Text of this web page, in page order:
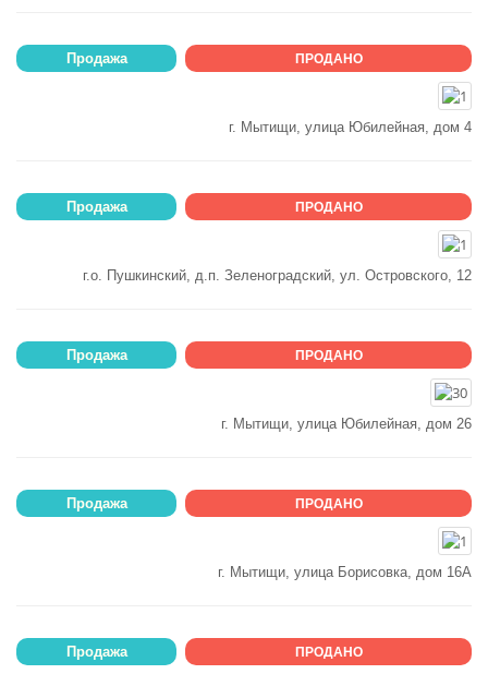
Продажа ПРОДАНО
г. Мытищи, улица Юбилейная, дом 4
Продажа ПРОДАНО
г.о. Пушкинский, д.п. Зеленоградский, ул. Островского, 12
Продажа ПРОДАНО
г. Мытищи, улица Юбилейная, дом 26
Продажа ПРОДАНО
г. Мытищи, улица Борисовка, дом 16А
Продажа ПРОДАНО